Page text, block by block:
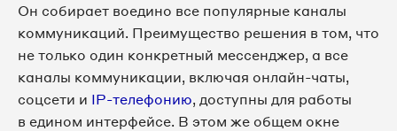
Он собирает воедино все популярные каналы
коммуникаций. Преимущество решения в том, что
не только один конкретный мессенджер, а все
каналы коммуникации, включая онлайн-чаты,
соцсети и IP-телефонию, доступны для работы
в едином интерфейсе. В этом же общем окне